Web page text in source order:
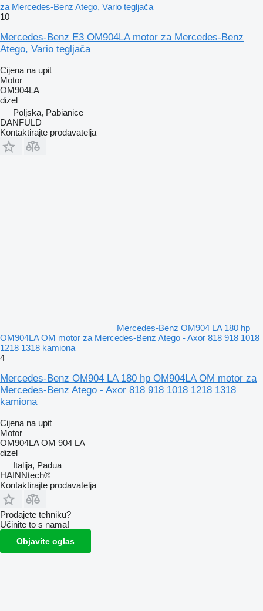
za Mercedes-Benz Atego, Vario tegljača
10
Mercedes-Benz E3 OM904LA motor za Mercedes-Benz
Atego, Vario tegljača
Cijena na upit
Motor
OM904LA
dizel
Poljska, Pabianice
DANFULD
Kontaktirajte prodavatelja
Mercedes-Benz OM904 LA 180 hp
OM904LA OM motor za Mercedes-Benz Atego - Axor 818 918 1018
1218 1318 kamiona
4
Mercedes-Benz OM904 LA 180 hp OM904LA OM motor za
Mercedes-Benz Atego - Axor 818 918 1018 1218 1318
kamiona
Cijena na upit
Motor
OM904LA OM 904 LA
dizel
Italija, Padua
HAINNtech®
Kontaktirajte prodavatelja
Prodajete tehniku?
Učinite to s nama!
Objavite oglas